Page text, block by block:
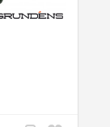
Lägg
Lägg